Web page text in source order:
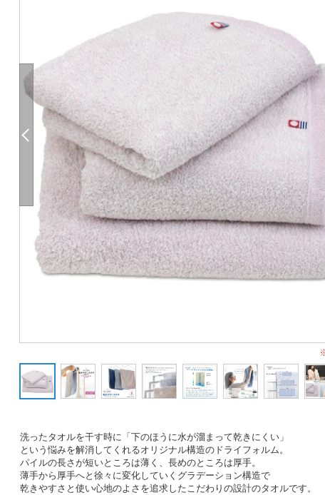
洗ったタオルを干す時に「下のほうに水が溜まって乾きにくい」
という悩みを解消してくれるオリジナル構造のドライフォルム。
パイルの長さが短いところは薄く、長めのところは厚手。
薄手から厚手へと徐々に変化していくグラデーション構造で
乾きやすさと使い心地のよさを追求したこだわりの設計のタオルです。